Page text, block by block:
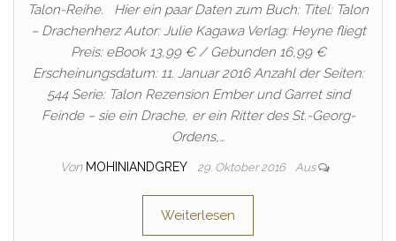
Talon-Reihe. Hier ein paar Daten zum Buch: Titel: Talon
– Drachenherz Autor: Julie Kagawa Verlag: Heyne fliegt
Preis: eBook 13,99 € / Gebunden 16,99 €
Erscheinungsdatum: 11. Januar 2016 Anzahl der Seiten:
544 Serie: Talon Rezension Ember und Garret sind
Feinde – sie ein Drache, er ein Ritter des St.-Georg-
Ordens,…
Von MOHINIANDGREY 29. Oktober 2016 Aus
Weiterlesen